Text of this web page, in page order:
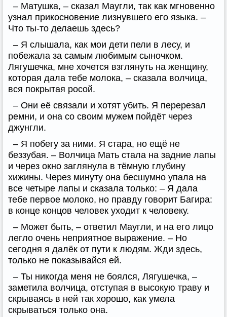
– Матушка, – сказал Маугли, так как мгновенно
узнал прикосновение лизнувшего его языка. –
Что ты-то делаешь здесь?
– Я слышала, как мои дети пели в лесу, и
побежала за самым любимым сыночком.
Лягушечка, мне хочется взглянуть на женщину,
которая дала тебе молока, – сказала волчица,
вся покрытая росой.
– Они её связали и хотят убить. Я перерезал
ремни, и она со своим мужем пойдёт через
джунгли.
– Я побегу за ними. Я стара, но ещё не
беззубая. – Волчица Мать стала на задние лапы
и через окно заглянула в тёмную глубину
хижины. Через минуту она бесшумно упала на
все четыре лапы и сказала только: – Я дала
тебе первое молоко, но правду говорит Багира:
в конце концов человек уходит к человеку.
– Может быть, – ответил Маугли, и на его лицо
легло очень неприятное выражение. – Но
сегодня я далёк от пути к людям. Жди здесь,
только не показывайся ей.
– Ты никогда меня не боялся, Лягушечка, –
заметила волчица, отступая в высокую траву и
скрываясь в ней так хорошо, как умела
скрываться только она.